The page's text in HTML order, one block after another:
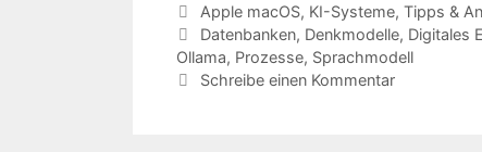
Kategorien
Apple macOS, KI-Systeme, Tipps &
Schlagwörter
Datenbanken, Denkmodelle, Digitales
Ollama, Prozesse, Sprachmodell
Schreibe einen Kommentar